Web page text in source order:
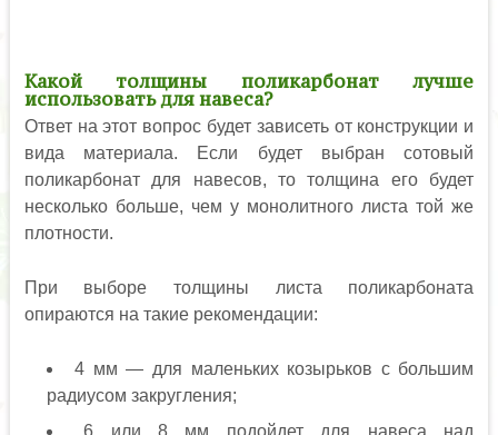
Какой толщины поликарбонат лучше
использовать для навеса?
Ответ на этот вопрос будет зависеть от конструкции и
вида материала. Если будет выбран сотовый
поликарбонат для навесов, то толщина его будет
несколько больше, чем у монолитного листа той же
плотности.
При выборе толщины листа поликарбоната
опираются на такие рекомендации:
4 мм — для маленьких козырьков с большим
радиусом закругления;
6 или 8 мм подойдет для навеса над